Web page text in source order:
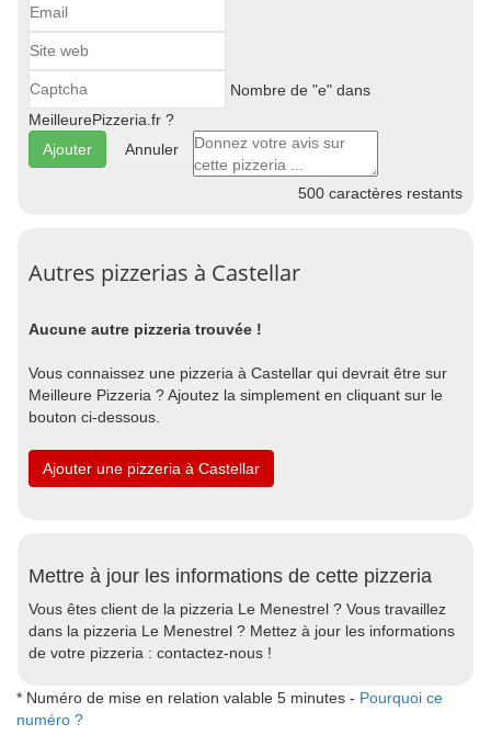
Nombre de "e" dans
MeilleurePizzeria.fr ?
Annuler
500 caractères restants
Autres pizzerias à Castellar
Aucune autre pizzeria trouvée !
Vous connaissez une pizzeria à Castellar qui devrait être sur
Meilleure Pizzeria ? Ajoutez la simplement en cliquant sur le
bouton ci-dessous.
Ajouter une pizzeria à Castellar
Mettre à jour les informations de cette pizzeria
Vous êtes client de la pizzeria Le Menestrel ? Vous travaillez
dans la pizzeria Le Menestrel ? Mettez à jour les informations
de votre pizzeria : contactez-nous !
* Numéro de mise en relation valable 5 minutes - Pourquoi ce
numéro ?